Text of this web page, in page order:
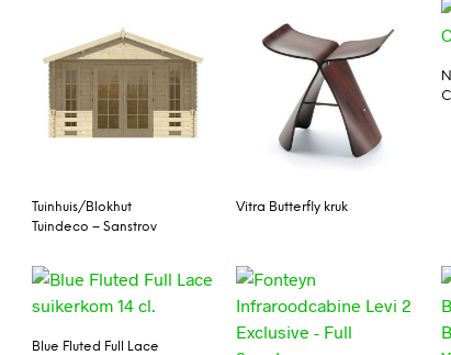
Tuinhuis/Blokhut
Tuindeco – Sanstrov
Vitra Butterfly kruk
Blue Fluted Full Lace